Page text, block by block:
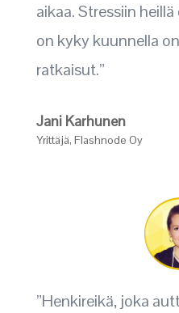
aikaa. Stressiin
on kyky kuunnella
ratkaisut.”
Jani Karhunen
Yrittäjä, Flashnode Oy
”Henkireikä, joka